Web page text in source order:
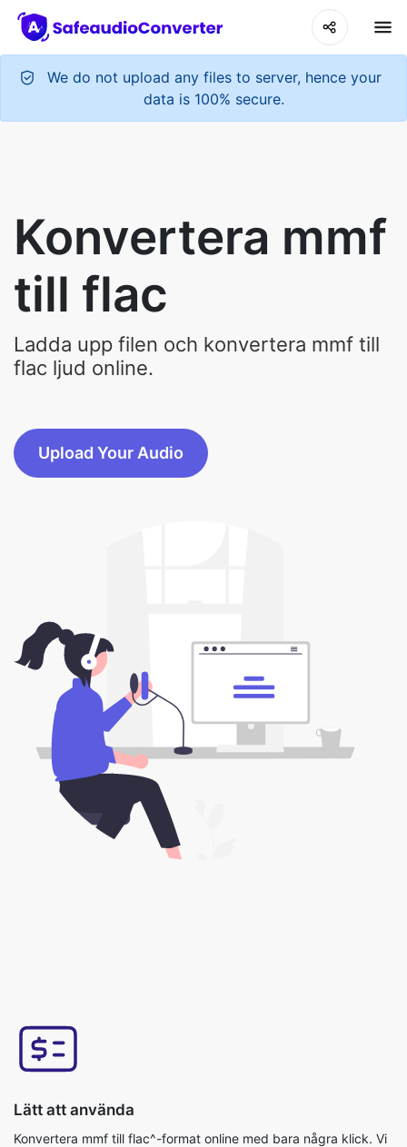
We do not upload any files to server, hence your
data is 100% secure.
Konvertera mmf
till flac
Ladda upp filen och konvertera mmf till
flac ljud online.
Upload Your Audio
Lätt att använda
Konvertera mmf till flac^-format online med bara några klick. Vi